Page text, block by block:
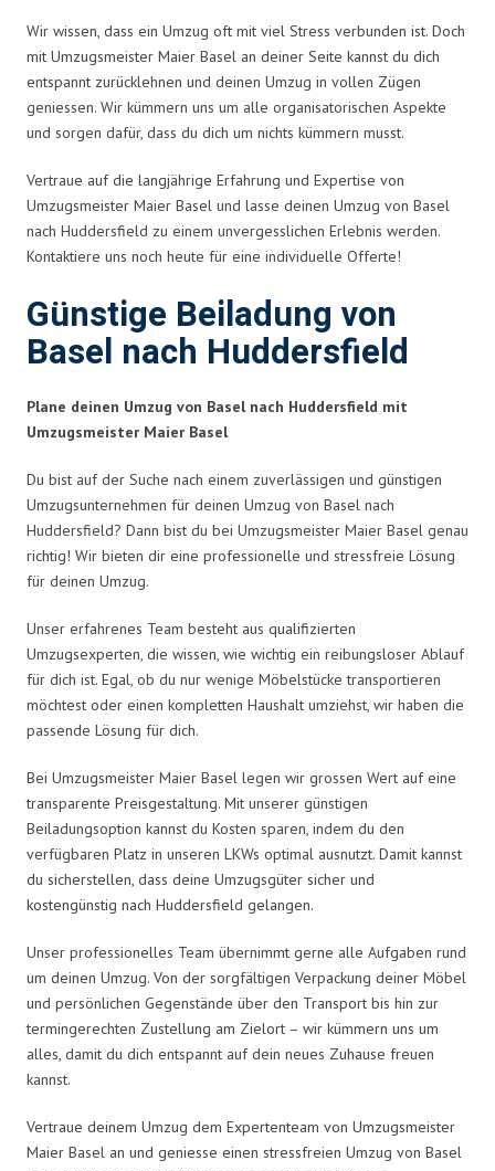
Wir wissen, dass ein Umzug oft mit viel Stress verbunden ist. Doch
mit Umzugsmeister Maier Basel an deiner Seite kannst du dich
entspannt zurücklehnen und deinen Umzug in vollen Zügen
geniessen. Wir kümmern uns um alle organisatorischen Aspekte
und sorgen dafür, dass du dich um nichts kümmern musst.
Vertraue auf die langjährige Erfahrung und Expertise von
Umzugsmeister Maier Basel und lasse deinen Umzug von Basel
nach Huddersfield zu einem unvergesslichen Erlebnis werden.
Kontaktiere uns noch heute für eine individuelle Offerte!
Günstige Beiladung von
Basel nach Huddersfield
Plane deinen Umzug von Basel nach Huddersfield mit
Umzugsmeister Maier Basel
Du bist auf der Suche nach einem zuverlässigen und günstigen
Umzugsunternehmen für deinen Umzug von Basel nach
Huddersfield? Dann bist du bei Umzugsmeister Maier Basel genau
richtig! Wir bieten dir eine professionelle und stressfreie Lösung
für deinen Umzug.
Unser erfahrenes Team besteht aus qualifizierten
Umzugsexperten, die wissen, wie wichtig ein reibungsloser Ablauf
für dich ist. Egal, ob du nur wenige Möbelstücke transportieren
möchtest oder einen kompletten Haushalt umziehst, wir haben die
passende Lösung für dich.
Bei Umzugsmeister Maier Basel legen wir grossen Wert auf eine
transparente Preisgestaltung. Mit unserer günstigen
Beiladungsoption kannst du Kosten sparen, indem du den
verfügbaren Platz in unseren LKWs optimal ausnutzt. Damit kannst
du sicherstellen, dass deine Umzugsgüter sicher und
kostengünstig nach Huddersfield gelangen.
Unser professionelles Team übernimmt gerne alle Aufgaben rund
um deinen Umzug. Von der sorgfältigen Verpackung deiner Möbel
und persönlichen Gegenstände über den Transport bis hin zur
termingerechten Zustellung am Zielort – wir kümmern uns um
alles, damit du dich entspannt auf dein neues Zuhause freuen
kannst.
Vertraue deinem Umzug dem Expertenteam von Umzugsmeister
Maier Basel an und geniesse einen stressfreien Umzug von Basel